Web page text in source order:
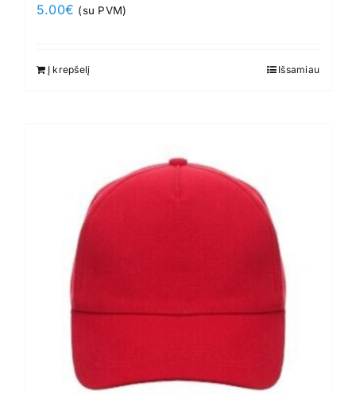
5.00€ (su PVM)
Į krepšelį Išsamiau